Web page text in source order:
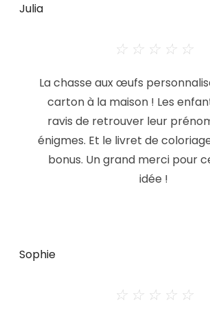
Julia
☆ ☆ ☆ ☆ ☆
La chasse aux œufs
carton à la maison ! Les
ravis de retrouver leur
énigmes. Et le livret de
bonus. Un grand merci pour
idée !
Sophie
☆ ☆ ☆ ☆ ☆